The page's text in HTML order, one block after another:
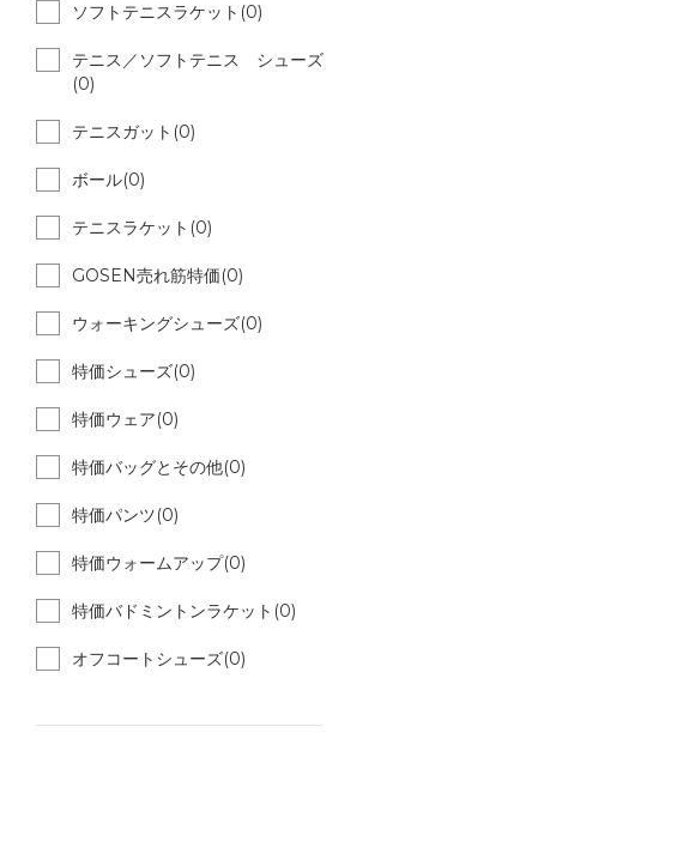
ソフトテニスラケット(0)
テニス／ソフトテニス シューズ
(0)
テニスガット(0)
ボール(0)
テニスラケット(0)
GOSEN売れ筋特価(0)
ウォーキングシューズ(0)
特価シューズ(0)
特価ウェア(0)
特価バッグとその他(0)
特価パンツ(0)
特価ウォームアップ(0)
特価バドミントンラケット(0)
オフコートシューズ(0)